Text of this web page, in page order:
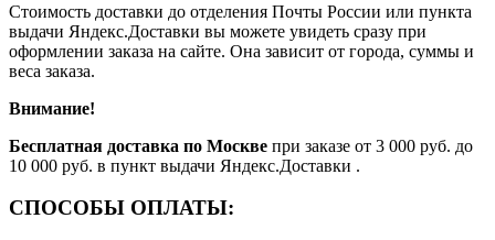
Стоимость доставки до отделения Почты России или пункта
выдачи Яндекс.Доставки вы можете увидеть сразу при
оформлении заказа на сайте. Она зависит от города, суммы и
веса заказа.
Внимание!
Бесплатная доставка по Москве при заказе от 3 000 руб. до
10 000 руб. в пункт выдачи Яндекс.Доставки .
СПОСОБЫ ОПЛАТЫ: